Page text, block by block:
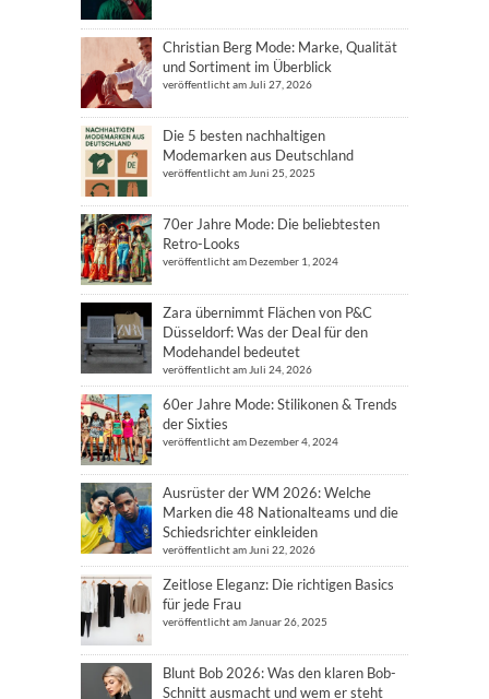
Christian Berg Mode: Marke, Qualität
und Sortiment im Überblick
veröffentlicht am Juli 27, 2026
Die 5 besten nachhaltigen
Modemarken aus Deutschland
veröffentlicht am Juni 25, 2025
70er Jahre Mode: Die beliebtesten
Retro-Looks
veröffentlicht am Dezember 1, 2024
Zara übernimmt Flächen von P&C
Düsseldorf: Was der Deal für den
Modehandel bedeutet
veröffentlicht am Juli 24, 2026
60er Jahre Mode: Stilikonen & Trends
der Sixties
veröffentlicht am Dezember 4, 2024
Ausrüster der WM 2026: Welche
Marken die 48 Nationalteams und die
Schiedsrichter einkleiden
veröffentlicht am Juni 22, 2026
Zeitlose Eleganz: Die richtigen Basics
für jede Frau
veröffentlicht am Januar 26, 2025
Blunt Bob 2026: Was den klaren Bob-
Schnitt ausmacht und wem er steht